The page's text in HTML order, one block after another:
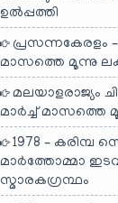
ഉൽപ്പത്തി
പ്രസന്നകേരളം
മാസത്തെ മൂന്നു
മലയാളരാജ്യം
മാർച്ച് മാസത്തെ
1978 – കരിമ്പ
മാർത്തോമ്മാ
സ്മാരകഗ്രന്ഥം